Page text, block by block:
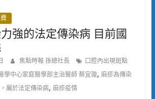
強的法定傳染病 目前國
焦點時報 孫總社長
口腔內出現斑點
學中心家庭醫學部主治醫師 蔡宜璇, 麻疹為傳染
屬於法定傳染病, 麻疹疫情